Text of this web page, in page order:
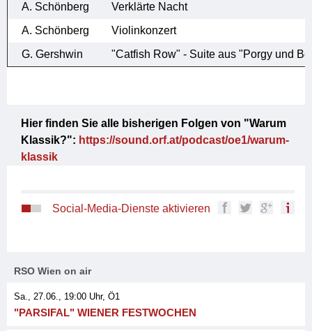
A. Schönberg
Verklärte Nacht
A. Schönberg
Violinkonzert
G. Gershwin
"Catfish Row" - Suite aus "Porgy und
Hier finden Sie alle bisherigen Folgen von "Warum
Klassik?": https://sound.orf.at/podcast/oe1/warum-
klassik
Social-Media-Dienste aktivieren
RSO Wien on air
Sa., 27.06., 19:00 Uhr, Ö1
"PARSIFAL" WIENER FESTWOCHEN